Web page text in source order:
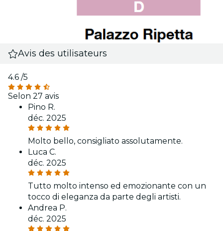
Avis des utilisateurs
4.6 /5
Selon 27 avis
Pino R.
déc. 2025
Molto bello, consigliato assolutamente.
Luca C.
déc. 2025
Tutto molto intenso ed emozionante con un
tocco di eleganza da parte degli artisti.
Andrea P.
déc. 2025